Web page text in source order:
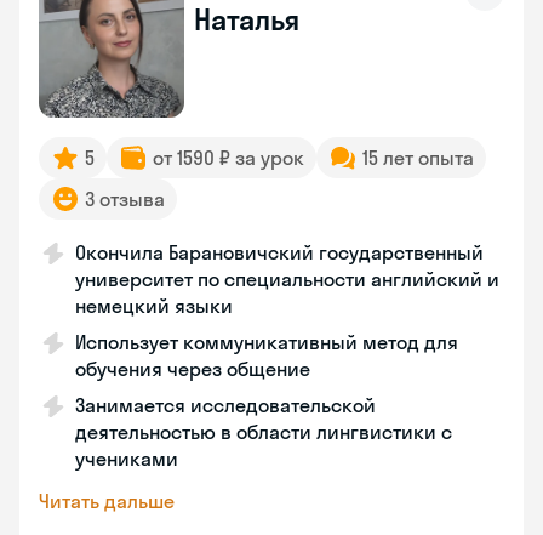
Наталья
5 от 1590 ₽ за урок
15 лет опыта
3 отзыва
Окончила Барановичский государственный
университет по специальности английский и
немецкий языки
Использует коммуникативный метод для
обучения через общение
Занимается исследовательской
деятельностью в области лингвистики с
учениками
Читать дальше